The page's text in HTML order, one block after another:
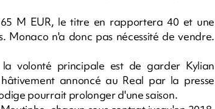
M EUR, le titre en rapportera 40 et une
n'a donc pas nécessité de vendre.
la volonté principale est de garder Kylian
annoncé au Real par la presse
pourrait prolonger d'une saison.